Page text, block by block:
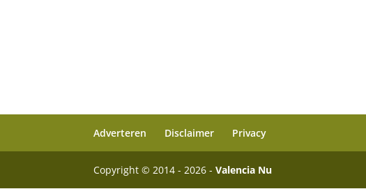
Adverteren Disclaimer Privacy
Copyright © 2014 - 2026 -Valencia Nu